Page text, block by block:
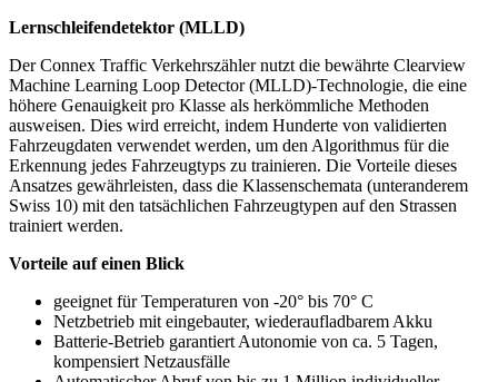
Lernschleifendetektor (MLLD)
Der Connex Traffic Verkehrszähler nutzt die bewährte Clearview
Machine Learning Loop Detector (MLLD)-Technologie, die eine
höhere Genauigkeit pro Klasse als herkömmliche Methoden
ausweisen. Dies wird erreicht, indem Hunderte von validierten
Fahrzeugdaten verwendet werden, um den Algorithmus für die
Erkennung jedes Fahrzeugtyps zu trainieren. Die Vorteile dieses
Ansatzes gewährleisten, dass die Klassenschemata (unteranderem
Swiss 10) mit den tatsächlichen Fahrzeugtypen auf den Strassen
trainiert werden.
Vorteile auf einen Blick
geeignet für Temperaturen von -20° bis 70° C
Netzbetrieb mit eingebauter, wiederaufladbarem Akku
Batterie-Betrieb garantiert Autonomie von ca. 5 Tagen,
kompensiert Netzausfälle